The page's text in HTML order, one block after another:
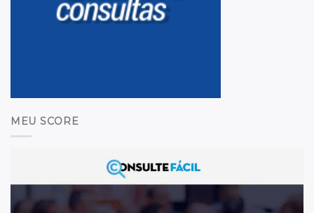
MEU SCORE